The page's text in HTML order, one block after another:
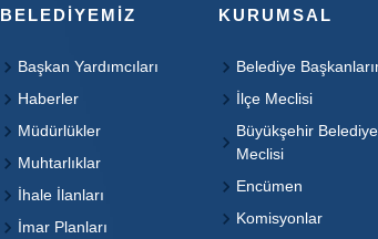
BELEDIYEMIZ
Başkan Yardımcıları
Haberler
Müdürlükler
Muhtarlıklar
İhale İlanları
İmar Planları
KURUMSAL
Belediye
İlçe Meclisi
Büyükşehir Belediye
Meclisi
Encümen
Komisyonlar